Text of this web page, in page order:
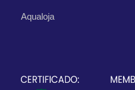
Aqualoja